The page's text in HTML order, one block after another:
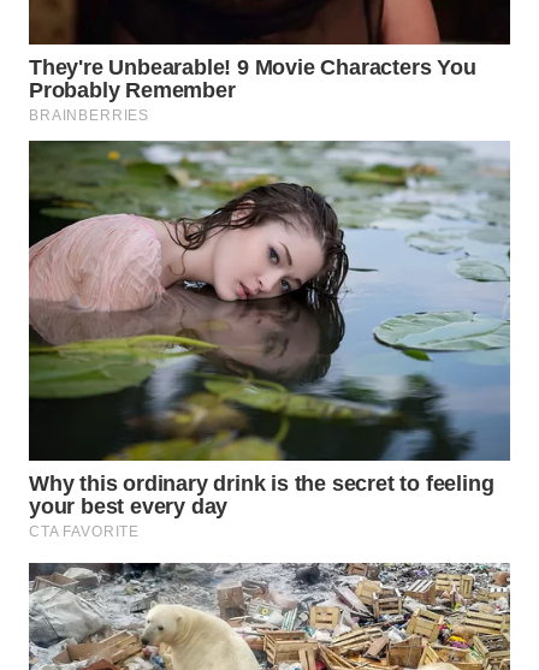
WN
BEKASI
BOGOR
WN
DEPOK
WN
TAPANULI
UTARA
WN
SAMOSIR
PADANG
LAWAS